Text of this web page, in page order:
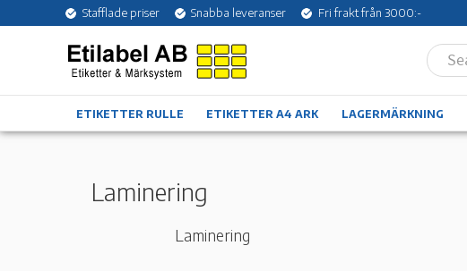
Stafflade priser Snabba leveranser Fri frakt från 3000:-
ETIKETTER RULLE ETIKETTER A4 ARK LAGERMÄRKNING
Laminering
Laminering